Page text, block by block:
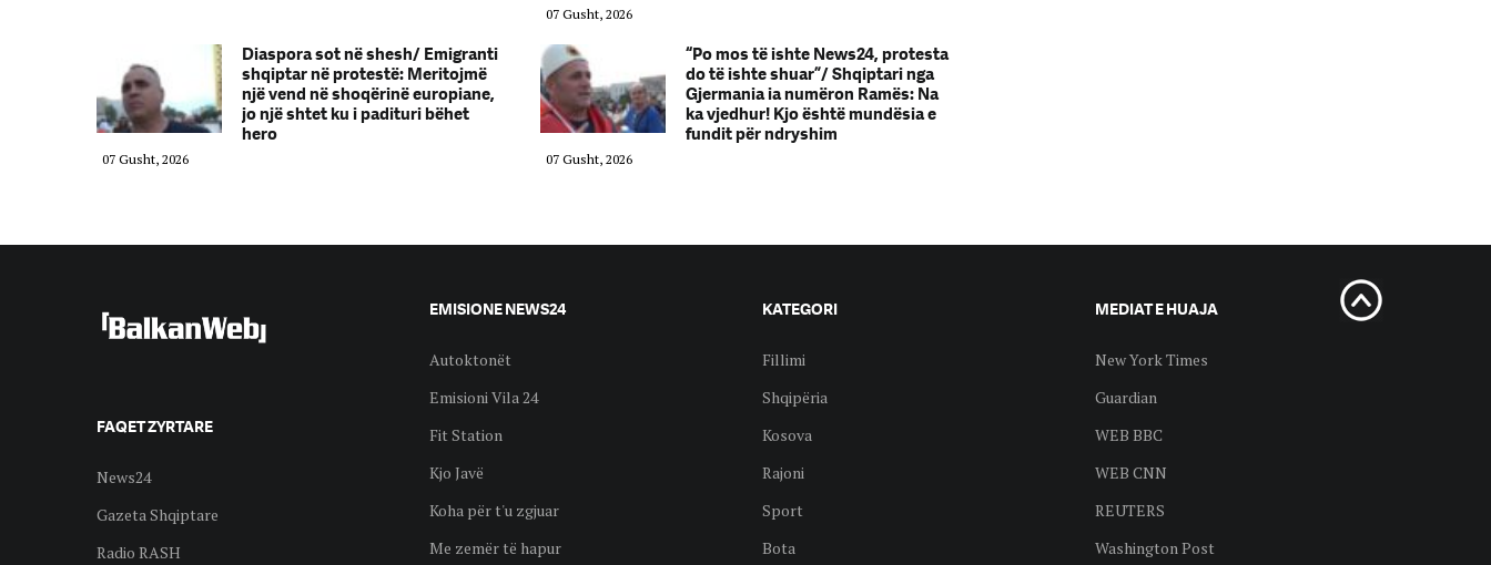
07 Gusht, 2026
Diaspora sot në shesh/ Emigranti
shqiptar në protestë: Meritojmë
një vend në shoqërinë europiane,
jo një shtet ku i padituri bëhet
hero
07 Gusht, 2026
“Po mos të ishte News24, protesta
do të ishte shuar”/ Shqiptari nga
Gjermania ia numëron Ramës: Na
ka vjedhur! Kjo është mundësia e
fundit për ndryshim
07 Gusht, 2026
FAQET ZYRTARE
News24
Gazeta Shqiptare
Radio RASH
EMISIONE NEWS24
Autoktonët
Emisioni Vila 24
Fit Station
Kjo Javë
Koha për t'u zgjuar
Me zemër të hapur
KATEGORI
Fillimi
Shqipëria
Kosova
Rajoni
Sport
Bota
MEDIAT E HUAJA
New York Times
Guardian
WEB BBC
WEB CNN
REUTERS
Washington Post